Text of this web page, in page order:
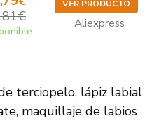
VER PRODUCTO
Aliexpress
terciopelo, lápiz labial
maquillaje de labios